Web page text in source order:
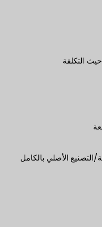
التكلفة
التصنيع الأصلي بالكامل